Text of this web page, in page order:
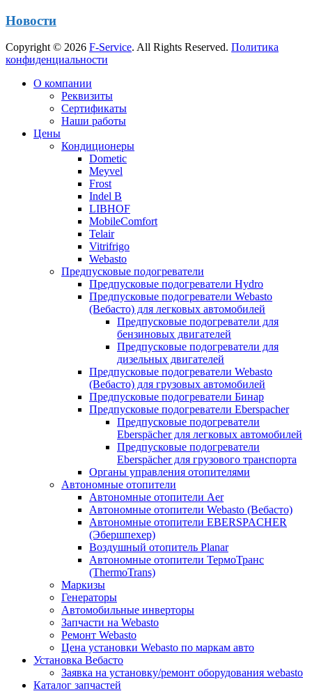
Новости
Copyright © 2026 F-Service. All Rights Reserved. Политика
конфиденциальности
вверх
О компании
Реквизиты
Сертификаты
Наши работы
Цены
Кондиционеры
Dometic
Meyvel
Frost
Indel B
LIBHOF
MobileComfort
Telair
Vitrifrigo
Webasto
Предпусковые подогреватели
Предпусковые подогреватели Hydro
Предпусковые подогреватели Webasto
(Вебасто) для легковых автомобилей
Предпусковые подогреватели для
бензиновых двигателей
Предпусковые подогреватели для
дизельных двигателей
Предпусковые подогреватели Webasto
(Вебасто) для грузовых автомобилей
Предпусковые подогреватели Бинар
Предпусковые подогреватели Eberspacher
Предпусковые подогреватели
Eberspächer для легковых автомобилей
Предпусковые подогреватели
Eberspächer для грузового транспорта
Органы управления отопителями
Автономные отопители
Автономные отопители Аer
Автономные отопители Webasto (Вебасто)
Автономные отопители EBERSPACHER
(Эбершпехер)
Воздушный отопитель Planar
Автономные отопители ТермоТранс
(ThermoTrans)
Маркизы
Генераторы
Автомобильные инверторы
Запчасти на Webasto
Ремонт Webasto
Цена установки Webasto по маркам авто
Установка Вебасто
Заявка на установку/ремонт оборудования webasto
Каталог запчастей